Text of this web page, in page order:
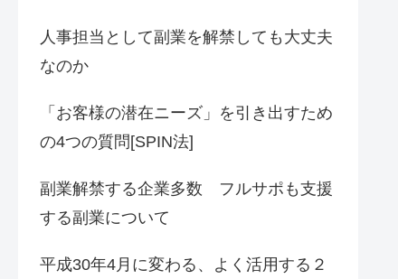
人事担当として副業を解禁しても大丈夫
なのか
「お客様の潜在ニーズ」を引き出すため
の4つの質問[SPIN法]
副業解禁する企業多数 フルサポも支援
する副業について
平成30年4月に変わる、よく活用する２